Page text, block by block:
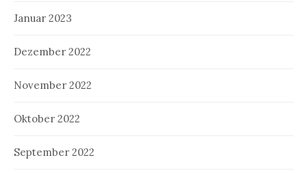
Januar 2023
Dezember 2022
November 2022
Oktober 2022
September 2022